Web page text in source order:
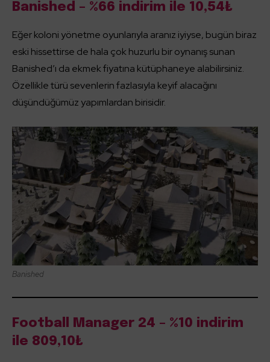
Banished – %66 indirim ile 10,54₺
Eğer koloni yönetme oyunlarıyla aranız iyiyse, bugün biraz
eski hissettirse de hala çok huzurlu bir oynanış sunan
Banished’ı da ekmek fiyatına kütüphaneye alabilirsiniz.
Özellikle türü sevenlerin fazlasıyla keyif alacağını
düşündüğümüz yapımlardan birisidir.
Banished
Football Manager 24 – %10 indirim
ile 809,10₺